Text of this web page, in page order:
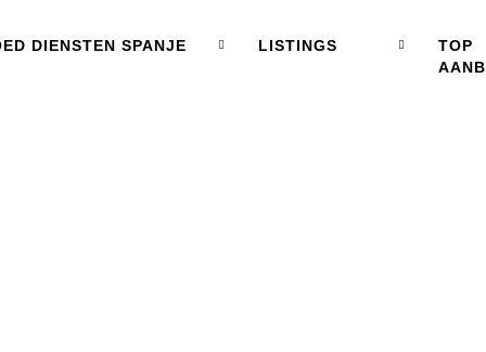
DIENSTEN SPANJE LISTINGS
TOP